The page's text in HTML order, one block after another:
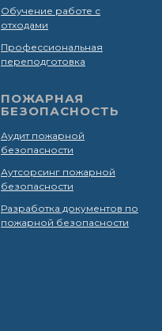
Обучение работе с
отходами
Профессиональная
переподготовка
ПОЖАРНАЯ
БЕЗОПАСНОСТЬ
Аудит пожарной
безопасности
Аутсорсинг пожарной
безопасности
Разработка документов по
пожарной безопасности